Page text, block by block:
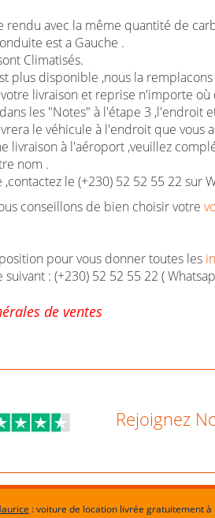
rendu avec la même quantité de
est a Gauche .
Climatisés.
plus disponible ,nous la
livraison et reprise n'importe où
les "Notes" à l'étape 3 ,l'endroit
le véhicule à l'endroit que vous
livraison à l'aéroport ,veuillez
nom .
le (+230) 52 52 55 22
conseillons de bien choisir votre
pour vous donner toutes les
: (+230) 52 52 55 22 (
de ventes
Rejoignez
: voiture de location livrée gratuitement à